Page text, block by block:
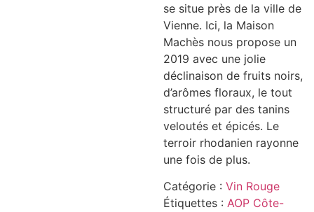
se situe près de la ville de
Vienne. Ici, la Maison
Machès nous propose un
2019 avec une jolie
déclinaison de fruits noirs,
d’arômes floraux, le tout
structuré par des tanins
veloutés et épicés. Le
terroir rhodanien rayonne
une fois de plus.
Catégorie : Vin Rouge
Étiquettes : AOP Côte-